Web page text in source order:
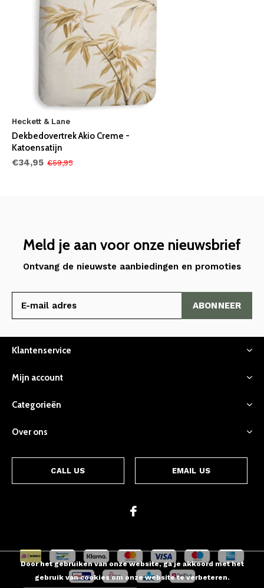
Heckett & Lane
Dekbedovertrek Akio Creme -
Katoensatijn
€34,95 €59,95
Meld je aan voor onze nieuwsbrief
Ontvang de nieuwste aanbiedingen en promoties
ABONNEER
Klantenservice
Mijn account
Categorieën
Over ons
CALL US EMAIL US
Door het gebruiken van onze website, ga je akkoord met het
gebruik van cookies om onze website te verbeteren.